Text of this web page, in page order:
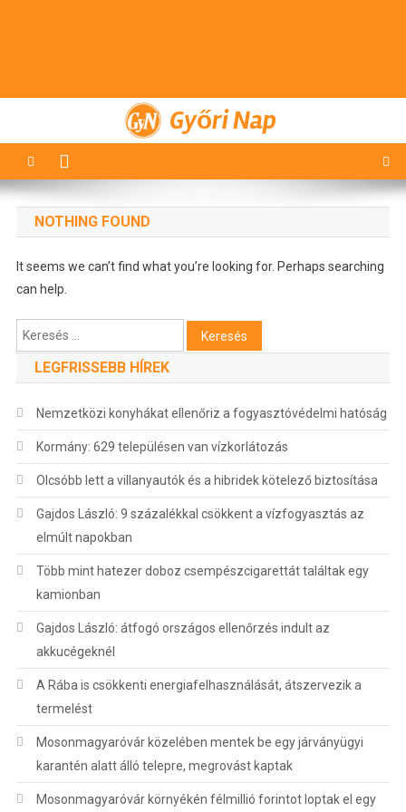
Győri Nap
NOTHING FOUND
It seems we can’t find what you’re looking for. Perhaps searching
can help.
Keresés:
LEGFRISSEBB HÍREK
Nemzetközi konyhákat ellenőriz a fogyasztóvédelmi hatóság
Kormány: 629 településen van vízkorlátozás
Olcsóbb lett a villanyautók és a hibridek kötelező biztosítása
Gajdos László: 9 százalékkal csökkent a vízfogyasztás az
elmúlt napokban
Több mint hatezer doboz csempészcigarettát találtak egy
kamionban
Gajdos László: átfogó országos ellenőrzés indult az
akkucégeknél
A Rába is csökkenti energiafelhasználását, átszervezik a
termelést
Mosonmagyaróvár közelében mentek be egy járványügyi
karantén alatt álló telepre, megrovást kaptak
Mosonmagyaróvár környékén félmillió forintot loptak el egy